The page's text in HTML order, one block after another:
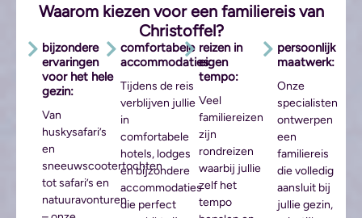
Waarom kiezen voor een familiereis van
Christoffel?
bijzondere
ervaringen
voor het hele
gezin:
Van
huskysafari’s
en
sneeuwscootertochten
tot safari’s en
natuuravonturen
comfortabele
accommodaties:
Tijdens de reis
verblijven jullie
in
comfortabele
hotels, lodges
en bijzondere
accommodaties
die perfect
reizen in
eigen
tempo:
Veel
familiereizen
zijn
rondreizen
waarbij jullie
zelf het
tempo
persoonlijk
maatwerk:
Onze
specialisten
ontwerpen
een
familiereis
die volledig
aansluit bij
jullie gezin,